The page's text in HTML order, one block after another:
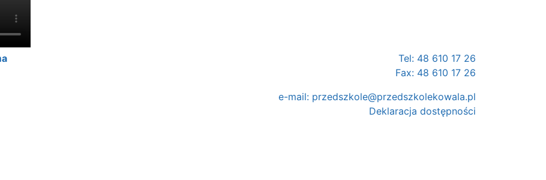
Tel: 48 610 17 26
Fax: 48 610 17 26
e-mail: przedszkole@przedszkolekowala.pl
Deklaracja dostępności